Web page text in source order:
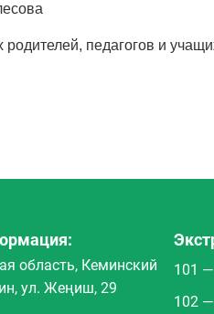
педагогов и
область, Кеминский
ул. Жеңиш, 29
101
102